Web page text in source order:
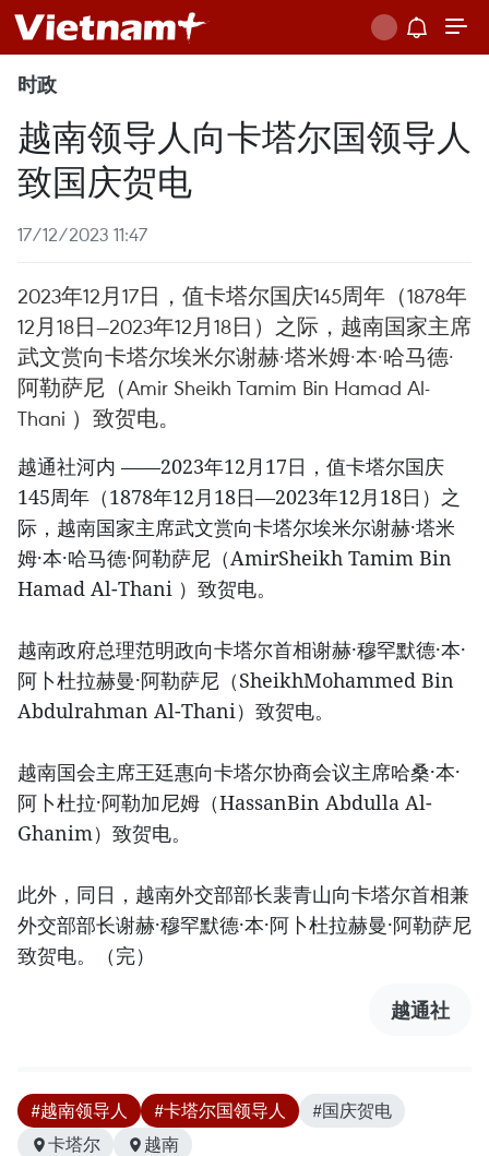
时政
越南领导人向卡塔尔国领导人
致国庆贺电
17/12/2023 11:47
2023年12月17日，值卡塔尔国庆145周年（1878年
12月18日—2023年12月18日）之际，越南国家主席
武文赏向卡塔尔埃米尔谢赫·塔米姆·本·哈马德·
阿勒萨尼（Amir Sheikh Tamim Bin Hamad Al-
Thani ）致贺电。
越通社河内 ——2023年12月17日，值卡塔尔国庆
145周年（1878年12月18日—2023年12月18日）之
际，越南国家主席武文赏向卡塔尔埃米尔谢赫·塔米
姆·本·哈马德·阿勒萨尼（AmirSheikh Tamim Bin
Hamad Al-Thani ）致贺电。
越南政府总理范明政向卡塔尔首相谢赫·穆罕默德·本·
阿卜杜拉赫曼·阿勒萨尼（SheikhMohammed Bin
Abdulrahman Al-Thani）致贺电。
越南国会主席王廷惠向卡塔尔协商会议主席哈桑·本·
阿卜杜拉·阿勒加尼姆（HassanBin Abdulla Al-
Ghanim）致贺电。
此外，同日，越南外交部部长裴青山向卡塔尔首相兼
外交部部长谢赫·穆罕默德·本·阿卜杜拉赫曼·阿勒萨尼
致贺电。（完）
越通社
#越南领导人 #卡塔尔国领导人
#国庆贺电
卡塔尔
越南